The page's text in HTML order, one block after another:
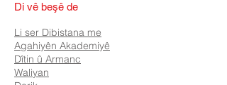
Di vê beşê de
Li ser Dibistana me
Agahiyên Akademiyê
Dîtin û Armanc
Waliyan